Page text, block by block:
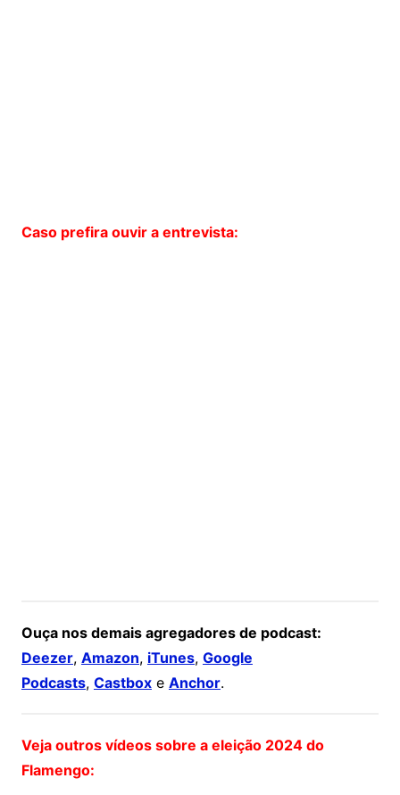
Caso prefira ouvir a entrevista:
Ouça nos demais agregadores de podcast:
Deezer, Amazon, iTunes, Google
Podcasts, Castboxe Anchor.
Veja outros vídeos sobre a eleição 2024 do
Flamengo: